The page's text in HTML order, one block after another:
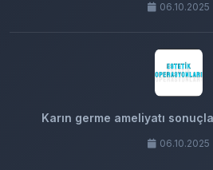
06.10.2025
Karın germe ameliyatı
06.10.2025